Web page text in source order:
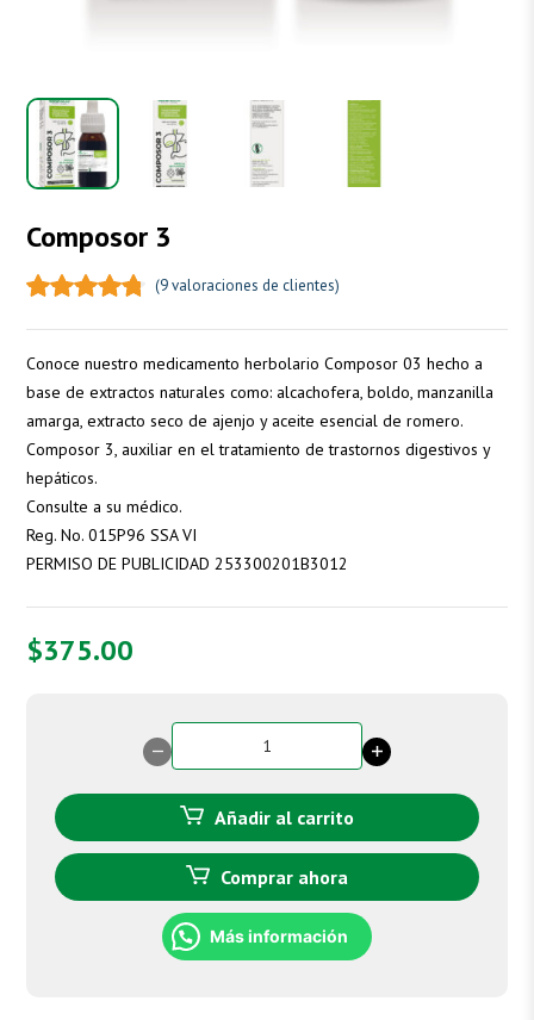
Composor 3
(9valoraciones de clientes)
Conoce nuestro medicamento herbolario Composor 03 hecho a
base de extractos naturales como: alcachofera, boldo, manzanilla
amarga, extracto seco de ajenjo y aceite esencial de romero.
Composor 3, auxiliar en el tratamiento de trastornos digestivos y
hepáticos.
Consulte a su médico.
Reg. No. 015P96 SSA VI
PERMISO DE PUBLICIDAD 253300201B3012
$375.00
Composor
3
Añadir al carrito
Comprar ahora
Más información